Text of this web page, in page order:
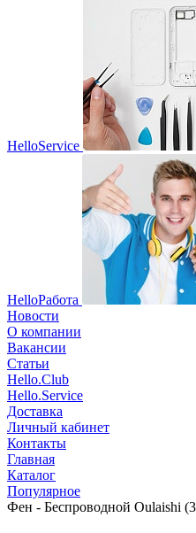
HelloService
HelloРабота
Новости
О компании
Вакансии
Статьи
Hello.Club
Hello.Service
Доставка
Личный кабинет
Контакты
Главная
Каталог
Популярное
Фен - Беспроводной Oulaishi